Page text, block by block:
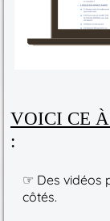
VOICI CE
:
☞ Des vidéos
côtés.